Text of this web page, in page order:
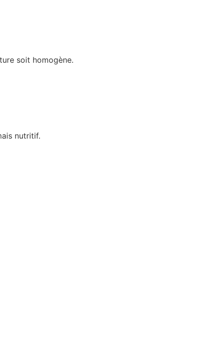
soit homogène.
nutritif.